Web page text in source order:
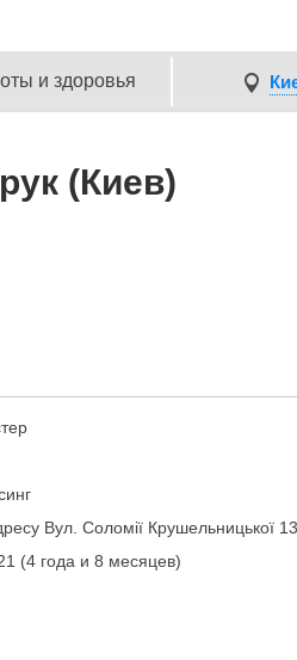
и здоровья
(Киев)
Вул. Соломії Крушельницької
(4 года и 8 месяцев)